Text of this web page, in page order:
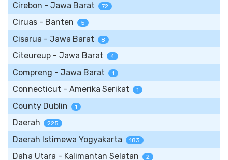
Cirebon - Jawa Barat 72
Ciruas - Banten 5
Cisarua - Jawa Barat 8
Citeureup - Jawa Barat 4
Compreng - Jawa Barat 1
Connecticut - Amerika Serikat 1
County Dublin 1
Daerah 225
Daerah Istimewa Yogyakarta 183
Daha Utara - Kalimantan Selatan 2